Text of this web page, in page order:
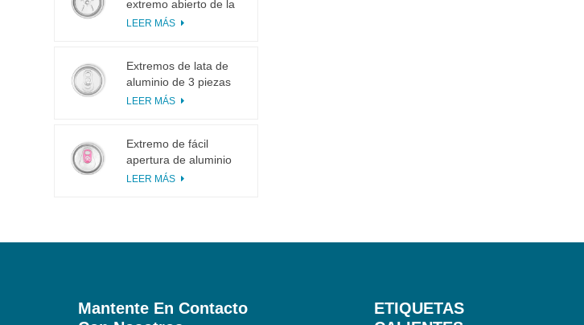
extremo abierto de la
lengüeta del tirón del
LEER MÁS
Extremos de lata de
aluminio de 3 piezas
200 SOT para
LEER MÁS
Extremo de fácil
apertura de aluminio
inciso con pestaña
LEER MÁS
Mantente En Contacto
ETIQUETAS